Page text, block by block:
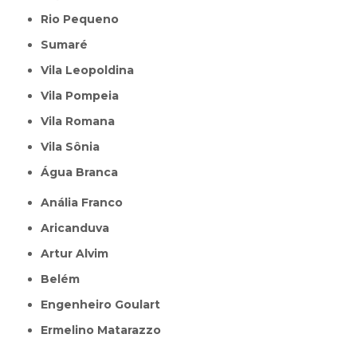
Rio Pequeno
Sumaré
Vila Leopoldina
Vila Pompeia
Vila Romana
Vila Sônia
Água Branca
Anália Franco
Aricanduva
Artur Alvim
Belém
Engenheiro Goulart
Ermelino Matarazzo